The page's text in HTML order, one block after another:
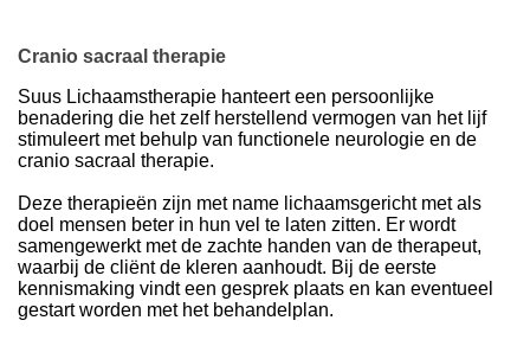
Cranio sacraal therapie
Suus Lichaamstherapie hanteert een persoonlijke
benadering die het zelf herstellend vermogen van het lijf
stimuleert met behulp van functionele neurologie en de
cranio sacraal therapie.
Deze therapieën zijn met name lichaamsgericht met als
doel mensen beter in hun vel te laten zitten. Er wordt
samengewerkt met de zachte handen van de therapeut,
waarbij de cliënt de kleren aanhoudt. Bij de eerste
kennismaking vindt een gesprek plaats en kan eventueel
gestart worden met het behandelplan.